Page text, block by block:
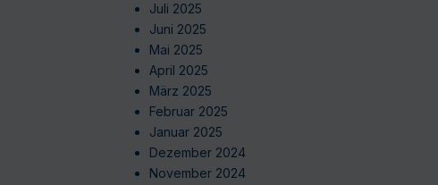
Juli 2025
Juni 2025
Mai 2025
April 2025
März 2025
Februar 2025
Januar 2025
Dezember 2024
November 2024